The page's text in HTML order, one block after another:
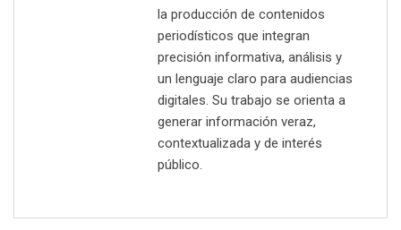
la producción de contenidos
periodísticos que integran
precisión informativa, análisis y
un lenguaje claro para audiencias
digitales. Su trabajo se orienta a
generar información veraz,
contextualizada y de interés
público.